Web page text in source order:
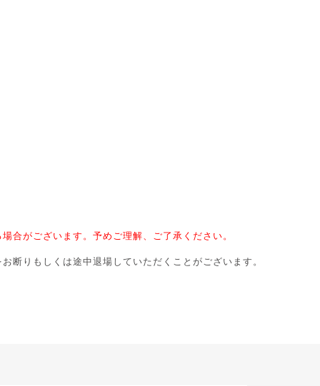
合がございます。予めご理解、ご了承ください。
断りもしくは途中退場していただくことがございます。